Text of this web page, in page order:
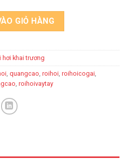
số lượngGIỎ HÀNG
hơi khai trương
, quangcao, roihoi, roihoicogai,
, roihoivaytay